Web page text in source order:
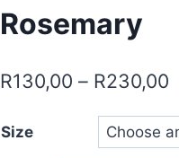
Rosemary
R130,00 – R230,00
Size